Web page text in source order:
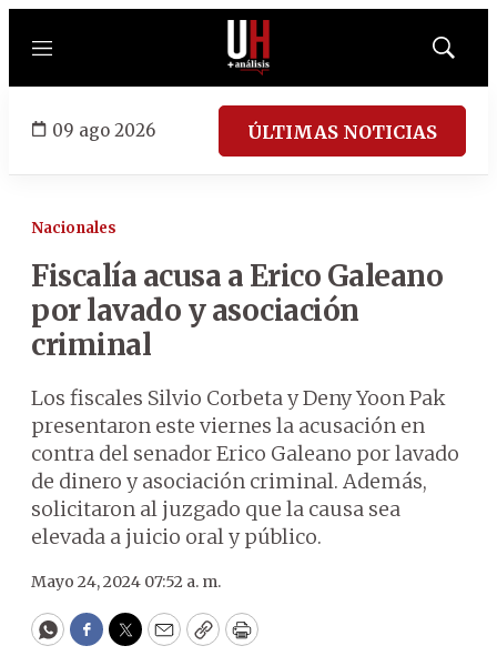
Menú
Mostrar
09 ago 2026 ÚLTIMAS NOTICIAS
Nacionales
Fiscalía acusa a Erico Galeano
por lavado y asociación
criminal
Los fiscales Silvio Corbeta y Deny Yoon Pak
presentaron este viernes la acusación en
contra del senador Erico Galeano por lavado
de dinero y asociación criminal. Además,
solicitaron al juzgado que la causa sea
elevada a juicio oral y público.
Mayo 24, 2024 07:52 a. m.
WhatsApp
Facebook
Twitter
EmailCopyPrint